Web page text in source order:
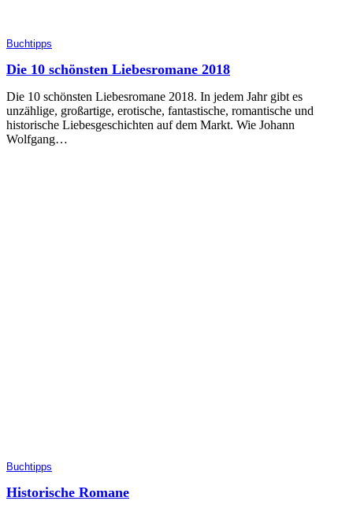
Buchtipps
Die 10 schönsten Liebesromane 2018
Die 10 schönsten Liebesromane 2018. In jedem Jahr gibt es
unzählige, großartige, erotische, fantastische, romantische und
historische Liebesgeschichten auf dem Markt. Wie Johann
Wolfgang…
Buchtipps
Historische Romane